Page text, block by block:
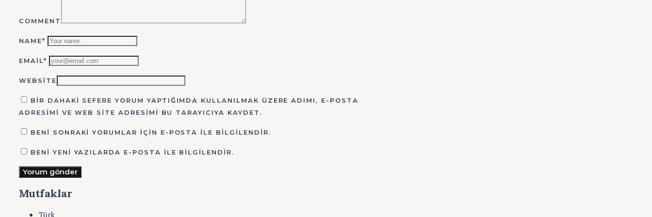
COMMENT
NAME*
EMAIL*
WEBSITE
BIR DAHAKI SEFERE YORUM YAPTIĞIMDA KULLANILMAK ÜZERE ADIMI, E-POSTA
ADRESIMI VE WEB SITE ADRESIMI BU TARAYICIYA KAYDET.
BENI SONRAKI YORUMLAR IÇIN E-POSTA ILE BILGILENDIR.
BENI YENI YAZILARDA E-POSTA ILE BILGILENDIR.
Yorum gönder
Mutfaklar
Türk